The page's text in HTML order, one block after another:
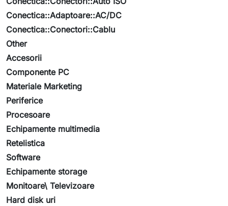
Conectica::Adaptoare::AC/DC
Conectica::Conectori::Cablu
Other
Accesorii
Componente PC
Materiale Marketing
Periferice
Procesoare
Echipamente multimedia
Retelistica
Software
Echipamente storage
Monitoare\ Televizoare
Hard disk uri